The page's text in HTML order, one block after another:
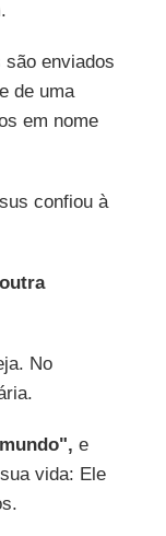
enviados
de uma
em nome
confiou à
No
e
vida: Ele